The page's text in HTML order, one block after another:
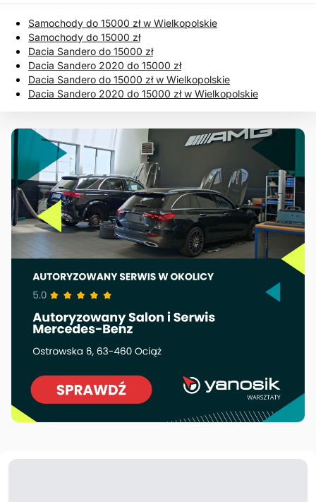
Samochody do 15000 zł w Wielkopolskie
Samochody do 15000 zł
Dacia Sandero do 15000 zł
Dacia Sandero 2020 do 15000 zł
Dacia Sandero do 15000 zł w Wielkopolskie
Dacia Sandero 2020 do 15000 zł w Wielkopolskie